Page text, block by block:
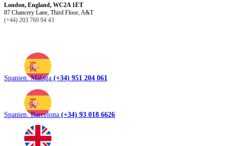
London, England, WC2A 1ET
87 Chancery Lane, Third Floor, A&T
(+44) 203 769 94 43
Spanien. Málaga (+34) 951 204 061
Spanien. Barcelona (+34) 93 018 6626